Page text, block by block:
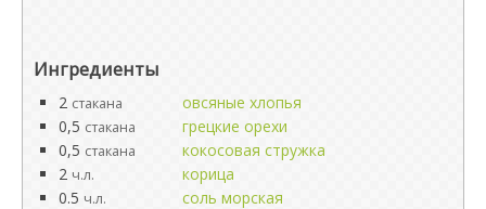
Ингредиенты
2 стакана
овсяные хлопья
0,5 стакана
грецкие орехи
0,5 стакана
кокосовая стружка
2 ч.л.
корица
0.5 ч.л.
соль морская